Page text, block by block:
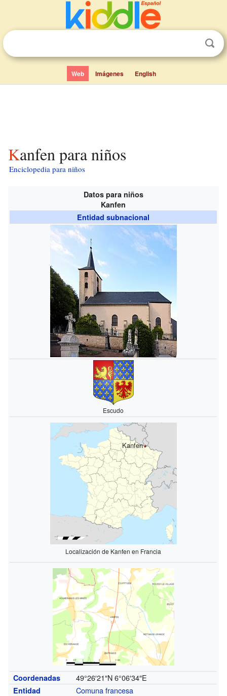
Web Imágenes English
Kanfen para niños
Enciclopedia para niños
Datos para niños
Kanfen
Entidad subnacional
Escudo
Kanfen
Localización de Kanfen en Francia
Coordenadas 49°26′21″N 6°06′34″E
Entidad
Comuna francesa